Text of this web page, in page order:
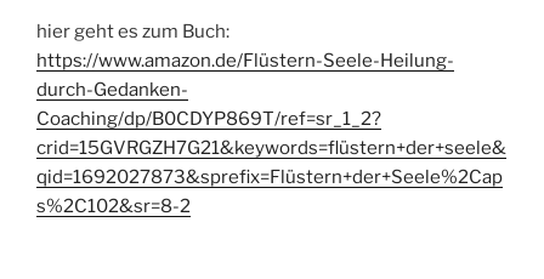
hier geht es zum Buch:
https://www.amazon.de/Flüstern-Seele-Heilung-
durch-Gedanken-
Coaching/dp/B0CDYP869T/ref=sr_1_2?
crid=15GVRGZH7G21&keywords=flüstern+der+seele&
qid=1692027873&sprefix=Flüstern+der+Seele%2Cap
s%2C102&sr=8-2